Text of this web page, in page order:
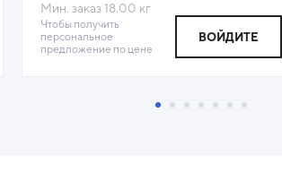
Мин. заказ 18.00 кг
Чтобы получить
персональное
предложение по цене
ВОЙДИТЕ